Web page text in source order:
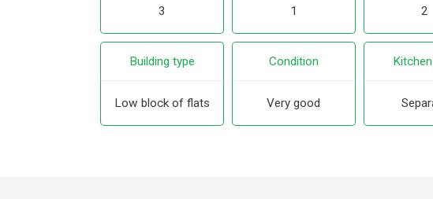
3 1 2
Building type
Low block of flats
Condition
Very good